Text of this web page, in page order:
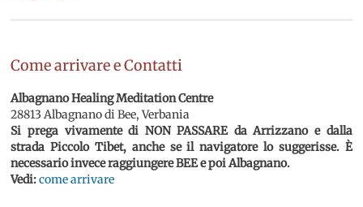
Come arrivare e Contatti
Albagnano Healing Meditation Centre
28813 Albagnano di Bee, Verbania
Si prega vivamente di NON PASSARE da Arrizzano e dalla
strada Piccolo Tibet, anche se il navigatore lo suggerisse. È
necessario invece raggiungere BEE e poi Albagnano.
Vedi:come arrivare